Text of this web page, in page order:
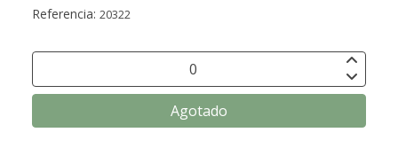
Referencia: 20322
Agotado